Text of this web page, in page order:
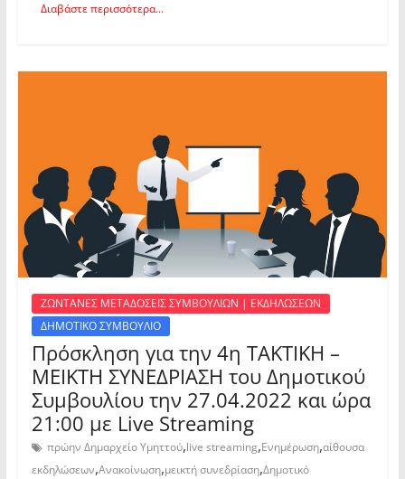
Διαβάστε περισσότερα...
ΖΩΝΤΑΝΕΣ ΜΕΤΑΔΟΣΕΙΣ ΣΥΜΒΟΥΛΙΩΝ | ΕΚΔΗΛΩΣΕΩΝ
ΔΗΜΟΤΙΚΟ ΣΥΜΒΟΥΛΙΟ
Πρόσκληση για την 4η ΤΑΚΤΙΚΗ –
ΜΕΙΚΤΗ ΣΥΝΕΔΡΙΑΣΗ του Δημοτικού
Συμβουλίου την 27.04.2022 και ώρα
21:00 με Live Streaming
πρώην Δημαρχείο Υμηττού,live streaming,Ενημέρωση,αίθουσα
εκδηλώσεων,Ανακοίνωση,μεικτή συνεδρίαση,Δημοτικό